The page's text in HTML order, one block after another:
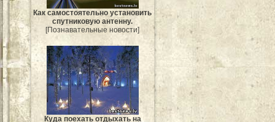
Как самостоятельно установить
спутниковую антенну.
[Познавательные новости]
Куда поехать отдыхать на